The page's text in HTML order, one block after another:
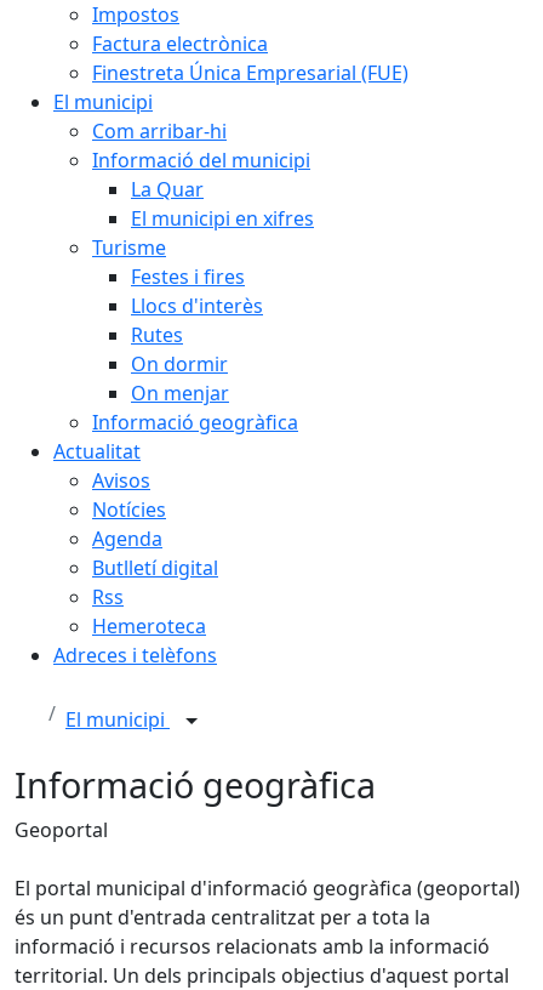
Impostos
Factura electrònica
Finestreta Única Empresarial (FUE)
El municipi
Com arribar-hi
Informació del municipi
La Quar
El municipi en xifres
Turisme
Festes i fires
Llocs d'interès
Rutes
On dormir
On menjar
Informació geogràfica
Actualitat
Avisos
Notícies
Agenda
Butlletí digital
Rss
Hemeroteca
Adreces i telèfons
El municipi
Informació geogràfica
Geoportal
El portal municipal d'informació geogràfica (geoportal)
és un punt d'entrada centralitzat per a tota la
informació i recursos relacionats amb la informació
territorial. Un dels principals objectius d'aquest portal